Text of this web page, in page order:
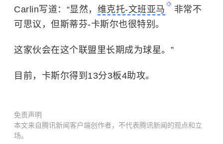
Carlin写道：“显然， 维克托-文班亚马
非常不
可思议，但斯蒂芬-卡斯尔也很特别。
这家伙会在这个联盟里长期成为球星。”
目前，卡斯尔得到13分3板4助攻。
免责声明
本文来自腾讯新闻客户端创作者，不代表腾讯新闻的观点和立
场。